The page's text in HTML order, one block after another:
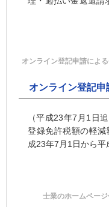
オンライン登記申請によ
オンライン登記
（平成23年7月1日
登録免許税額の軽
成23年7月1日から平
士業のホームペー